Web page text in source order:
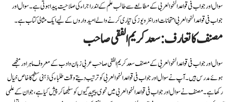
سوال اور جواب فی قواعد النحو العربی کے مطالعے سے طالب علم کے اندر اجراء کی صلاحیت پیدا ہوتی ہے۔ سوال اور
جواب فی قواعد النحو العربی امتحانات اور انٹرویوز کی تیاری کرنے والے امیدواروں کے لیے ایک مثالی کتاب ہے۔
مصنف کا تعارف: سعد کریم الفقی صاحب
سوال اور جواب فی قواعد النحو العربی کے مصنف سعد کریم الفقی صاحب عربی زبان و ادب کے معروف ماہر اور منجھے
ہوئے مدرس ہیں۔ آپ نے سوال اور جواب فی قواعد النحو العربی کو ترتیب دیتے وقت طلباء کی ذہنی سطح کا خاص خیال
رکھا ہے۔ مصنف نے سوال اور جواب فی قواعد النحو العربی میں نحوی پیچیدگیوں کو سلجھا کر پیش کیا ہے، جو ان کے علمی